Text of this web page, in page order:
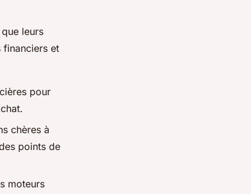
leurs
financiers et
pour
chères à
points de
moteurs